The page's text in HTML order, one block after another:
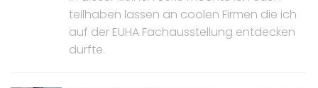
teilhaben lassen an coolen Firmen die ich
auf der EUHA Fachausstellung entdecken
durfte.